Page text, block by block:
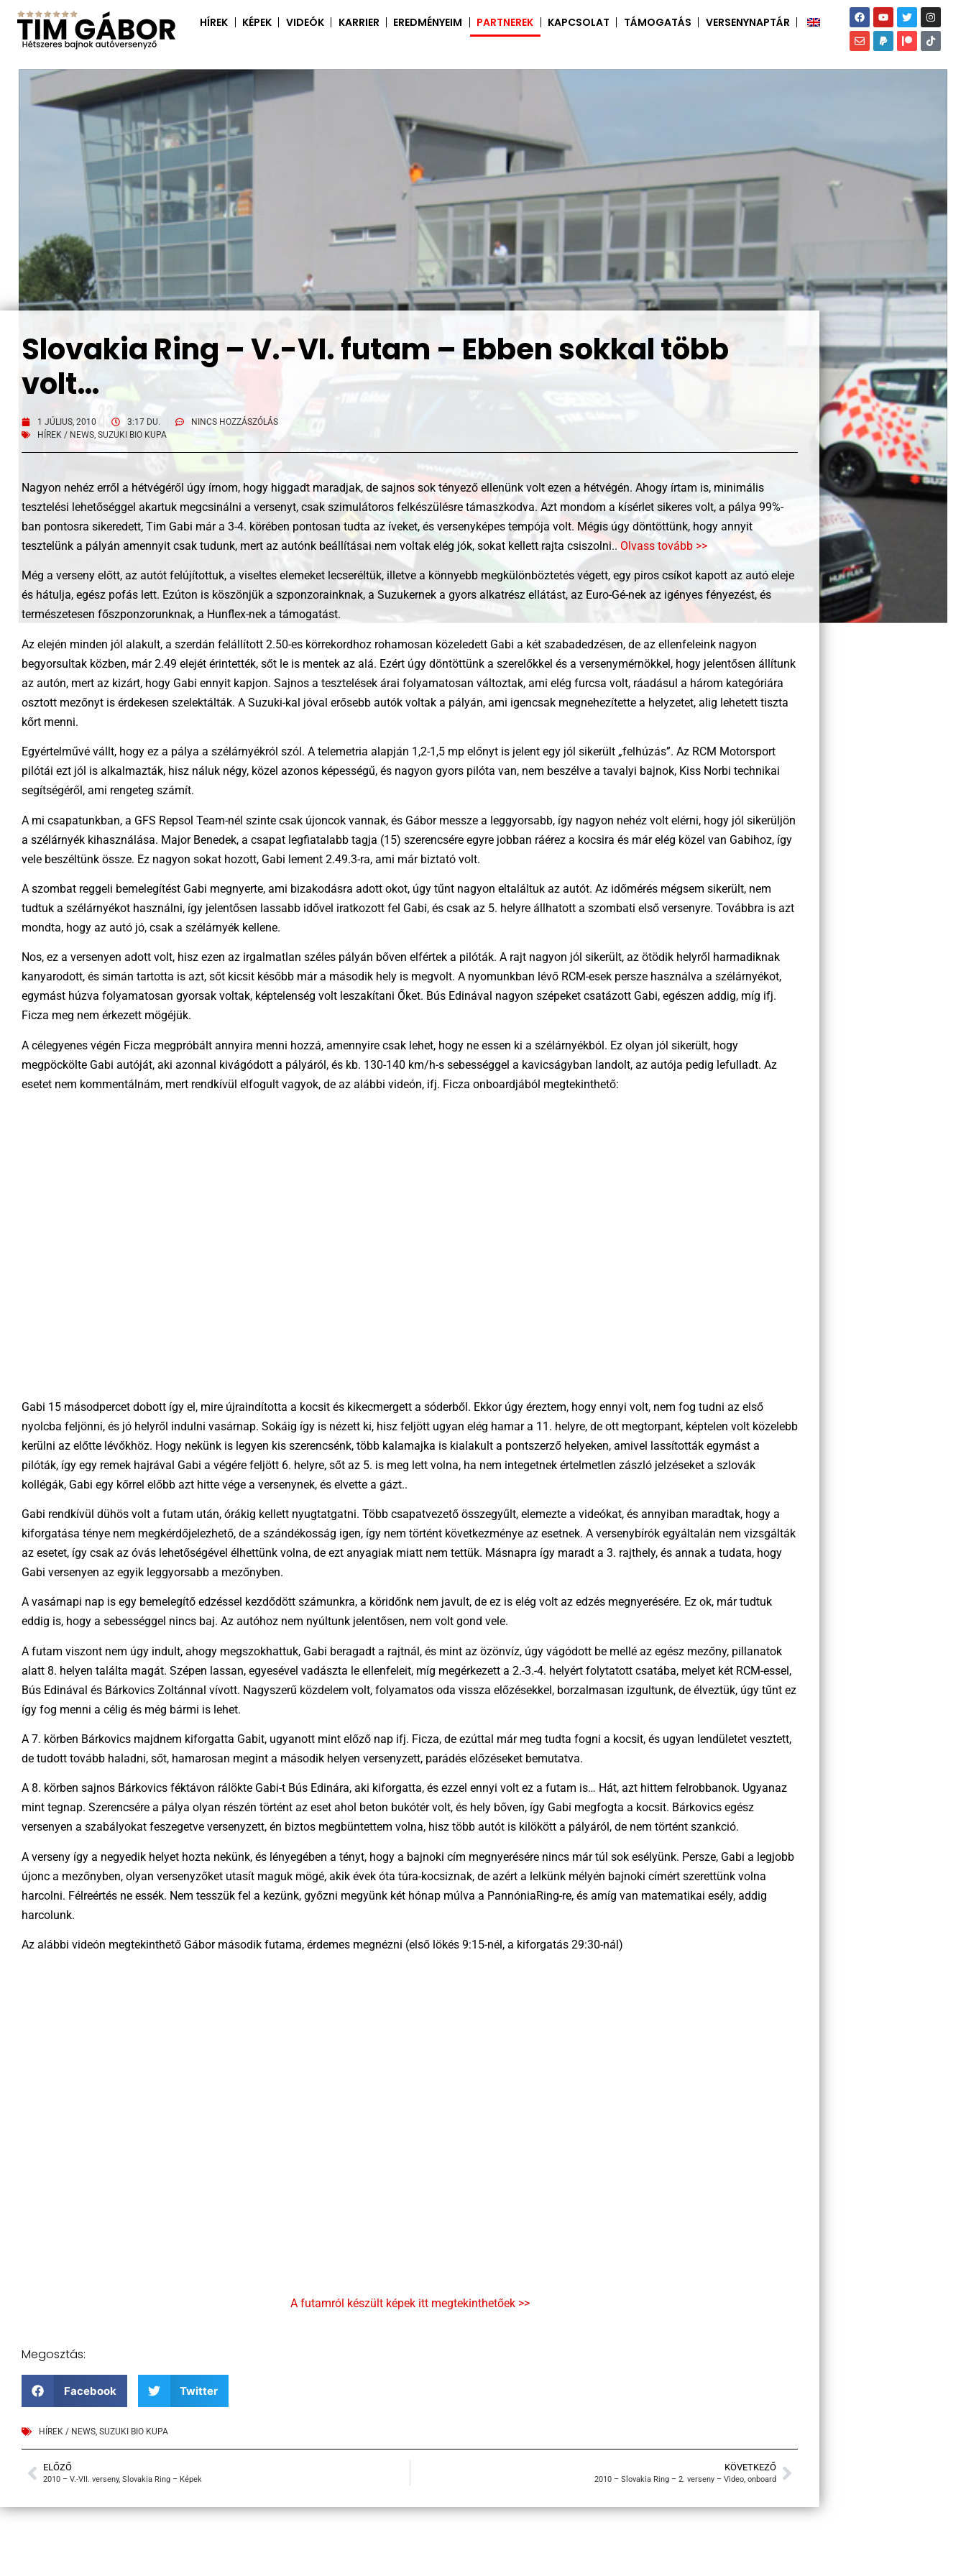
HÍREK KÉPEK VIDEÓK KARRIER EREDMÉNYEIM PARTNEREK KAPCSOLAT TÁMOGATÁS VERSENYNAPTÁR
Slovakia Ring – V.-VI. futam – Ebben sokkal több
volt…
1 JÚLIUS, 2010 3:17 DU.
NINCS HOZZÁSZÓLÁS
HÍREK / NEWS, SUZUKI BIO KUPA
Nagyon nehéz erről a hétvégéről úgy írnom, hogy higgadt maradjak, de sajnos sok tényező ellenünk volt ezen a hétvégén. Ahogy írtam is, minimális
tesztelési lehetőséggel akartuk megcsinálni a versenyt, csak szimulátoros felkészülésre támaszkodva. Azt mondom a kísérlet sikeres volt, a pálya 99%-
ban pontosra sikeredett, Tim Gabi már a 3-4. körében pontosan tudta az íveket, és versenyképes tempója volt. Mégis úgy döntöttünk, hogy annyit
tesztelünk a pályán amennyit csak tudunk, mert az autónk beállításai nem voltak elég jók, sokat kellett rajta csiszolni.. Olvass tovább >>
Még a verseny előtt, az autót felújítottuk, a viseltes elemeket lecseréltük, illetve a könnyebb megkülönböztetés végett, egy piros csíkot kapott az autó eleje
és hátulja, egész pofás lett. Ezúton is köszönjük a szponzorainknak, a Suzukernek a gyors alkatrész ellátást, az Euro-Gé-nek az igényes fényezést, és
természetesen főszponzorunknak, a Hunflex-nek a támogatást.
Az elején minden jól alakult, a szerdán felállított 2.50-es körrekordhoz rohamosan közeledett Gabi a két szabadedzésen, de az ellenfeleink nagyon
begyorsultak közben, már 2.49 elejét érintették, sőt le is mentek az alá. Ezért úgy döntöttünk a szerelőkkel és a versenymérnökkel, hogy jelentősen állítunk
az autón, mert az kizárt, hogy Gabi ennyit kapjon. Sajnos a tesztelések árai folyamatosan változtak, ami elég furcsa volt, ráadásul a három kategóriára
osztott mezőnyt is érdekesen szelektálták. A Suzuki-kal jóval erősebb autók voltak a pályán, ami igencsak megnehezítette a helyzetet, alig lehetett tiszta
kőrt menni.
Egyértelművé vállt, hogy ez a pálya a szélárnyékról szól. A telemetria alapján 1,2-1,5 mp előnyt is jelent egy jól sikerült „felhúzás”. Az RCM Motorsport
pilótái ezt jól is alkalmazták, hisz náluk négy, közel azonos képességű, és nagyon gyors pilóta van, nem beszélve a tavalyi bajnok, Kiss Norbi technikai
segítségéről, ami rengeteg számít.
A mi csapatunkban, a GFS Repsol Team-nél szinte csak újoncok vannak, és Gábor messze a leggyorsabb, így nagyon nehéz volt elérni, hogy jól sikerüljön
a szélárnyék kihasználása. Major Benedek, a csapat legfiatalabb tagja (15) szerencsére egyre jobban ráérez a kocsira és már elég közel van Gabihoz, így
vele beszéltünk össze. Ez nagyon sokat hozott, Gabi lement 2.49.3-ra, ami már biztató volt.
A szombat reggeli bemelegítést Gabi megnyerte, ami bizakodásra adott okot, úgy tűnt nagyon eltaláltuk az autót. Az időmérés mégsem sikerült, nem
tudtuk a szélárnyékot használni, így jelentősen lassabb idővel iratkozott fel Gabi, és csak az 5. helyre állhatott a szombati első versenyre. Továbbra is azt
mondta, hogy az autó jó, csak a szélárnyék kellene.
Nos, ez a versenyen adott volt, hisz ezen az irgalmatlan széles pályán bőven elfértek a pilóták. A rajt nagyon jól sikerült, az ötödik helyről harmadiknak
kanyarodott, és simán tartotta is azt, sőt kicsit később már a második hely is megvolt. A nyomunkban lévő RCM-esek persze használva a szélárnyékot,
egymást húzva folyamatosan gyorsak voltak, képtelenség volt leszakítani Őket. Bús Edinával nagyon szépeket csatázott Gabi, egészen addig, míg ifj.
Ficza meg nem érkezett mögéjük.
A célegyenes végén Ficza megpróbált annyira menni hozzá, amennyire csak lehet, hogy ne essen ki a szélárnyékból. Ez olyan jól sikerült, hogy
megpöckölte Gabi autóját, aki azonnal kivágódott a pályáról, és kb. 130-140 km/h-s sebességgel a kavicságyban landolt, az autója pedig lefulladt. Az
esetet nem kommentálnám, mert rendkívül elfogult vagyok, de az alábbi videón, ifj. Ficza onboardjából megtekinthető:
Gabi 15 másodpercet dobott így el, mire újraindította a kocsit és kikecmergett a sóderből. Ekkor úgy éreztem, hogy ennyi volt, nem fog tudni az első
nyolcba feljönni, és jó helyről indulni vasárnap. Sokáig így is nézett ki, hisz feljött ugyan elég hamar a 11. helyre, de ott megtorpant, képtelen volt közelebb
kerülni az előtte lévőkhöz. Hogy nekünk is legyen kis szerencsénk, több kalamajka is kialakult a pontszerző helyeken, amivel lassították egymást a
pilóták, így egy remek hajrával Gabi a végére feljött 6. helyre, sőt az 5. is meg lett volna, ha nem integetnek értelmetlen zászló jelzéseket a szlovák
kollégák, Gabi egy kőrrel előbb azt hitte vége a versenynek, és elvette a gázt..
Gabi rendkívül dühös volt a futam után, órákig kellett nyugtatgatni. Több csapatvezető összegyűlt, elemezte a videókat, és annyiban maradtak, hogy a
kiforgatása ténye nem megkérdőjelezhető, de a szándékosság igen, így nem történt következménye az esetnek. A versenybírók egyáltalán nem vizsgálták
az esetet, így csak az óvás lehetőségével élhettünk volna, de ezt anyagiak miatt nem tettük. Másnapra így maradt a 3. rajthely, és annak a tudata, hogy
Gabi versenyen az egyik leggyorsabb a mezőnyben.
A vasárnapi nap is egy bemelegítő edzéssel kezdődött számunkra, a köridőnk nem javult, de ez is elég volt az edzés megnyerésére. Ez ok, már tudtuk
eddig is, hogy a sebességgel nincs baj. Az autóhoz nem nyúltunk jelentősen, nem volt gond vele.
A futam viszont nem úgy indult, ahogy megszokhattuk, Gabi beragadt a rajtnál, és mint az özönvíz, úgy vágódott be mellé az egész mezőny, pillanatok
alatt 8. helyen találta magát. Szépen lassan, egyesével vadászta le ellenfeleit, míg megérkezett a 2.-3.-4. helyért folytatott csatába, melyet két RCM-essel,
Bús Edinával és Bárkovics Zoltánnal vívott. Nagyszerű közdelem volt, folyamatos oda vissza előzésekkel, borzalmasan izgultunk, de élveztük, úgy tűnt ez
így fog menni a célig és még bármi is lehet.
A 7. körben Bárkovics majdnem kiforgatta Gabit, ugyanott mint előző nap ifj. Ficza, de ezúttal már meg tudta fogni a kocsit, és ugyan lendületet vesztett,
de tudott tovább haladni, sőt, hamarosan megint a második helyen versenyzett, parádés előzéseket bemutatva.
A 8. körben sajnos Bárkovics féktávon rálökte Gabi-t Bús Edinára, aki kiforgatta, és ezzel ennyi volt ez a futam is… Hát, azt hittem felrobbanok. Ugyanaz
mint tegnap. Szerencsére a pálya olyan részén történt az eset ahol beton bukótér volt, és hely bőven, így Gabi megfogta a kocsit. Bárkovics egész
versenyen a szabályokat feszegetve versenyzett, én biztos megbüntettem volna, hisz több autót is kilökött a pályáról, de nem történt szankció.
A verseny így a negyedik helyet hozta nekünk, és lényegében a tényt, hogy a bajnoki cím megnyerésére nincs már túl sok esélyünk. Persze, Gabi a legjobb
újonc a mezőnyben, olyan versenyzőket utasít maguk mögé, akik évek óta túra-kocsiznak, de azért a lelkünk mélyén bajnoki címért szerettünk volna
harcolni. Félreértés ne essék. Nem tesszük fel a kezünk, győzni megyünk két hónap múlva a PannóniaRing-re, és amíg van matematikai esély, addig
harcolunk.
Az alábbi videón megtekinthető Gábor második futama, érdemes megnézni (első lökés 9:15-nél, a kiforgatás 29:30-nál)
A futamról készült képek itt megtekinthetőek >>
Megosztás:
Facebook Twitter
HÍREK / NEWS, SUZUKI BIO KUPA
ELŐZŐ
2010 – V.-VII. verseny, Slovakia Ring – Képek
KÖVETKEZŐ
2010 – Slovakia Ring – 2. verseny – Video, onboard